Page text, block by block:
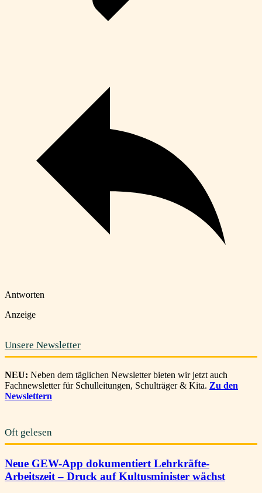
Antworten
Anzeige
Unsere Newsletter
NEU: Neben dem täglichen Newsletter bieten wir jetzt auch
Fachnewsletter für Schulleitungen, Schulträger & Kita. Zu den
Newslettern
Oft gelesen
Neue GEW-App dokumentiert Lehrkräfte-
Arbeitszeit – Druck auf Kultusminister wächst